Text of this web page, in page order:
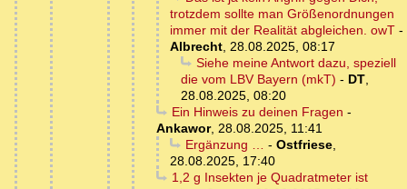
trotzdem sollte man Größenordnungen
immer mit der Realität abgleichen. owT -
Albrecht, 28.08.2025, 08:17
Siehe meine Antwort dazu, speziell
die vom LBV Bayern (mkT) - DT,
28.08.2025, 08:20
Ein Hinweis zu deinen Fragen -
Ankawor, 28.08.2025, 11:41
Ergänzung … - Ostfriese,
28.08.2025, 17:40
1,2 g Insekten je Quadratmeter ist